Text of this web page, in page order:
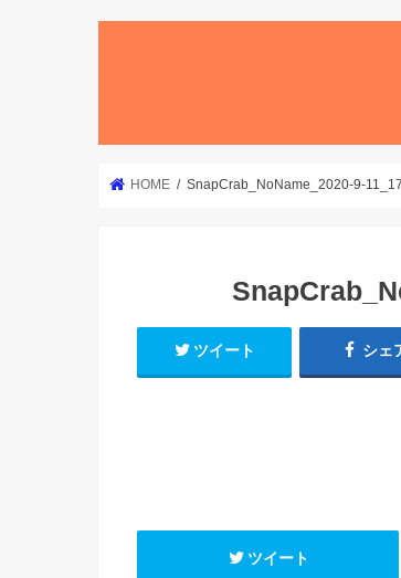
HOME SnapCrab_NoName_2020-9-
ツイート シェ
ツイート